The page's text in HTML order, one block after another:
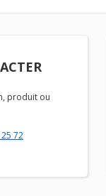
produit ou
72